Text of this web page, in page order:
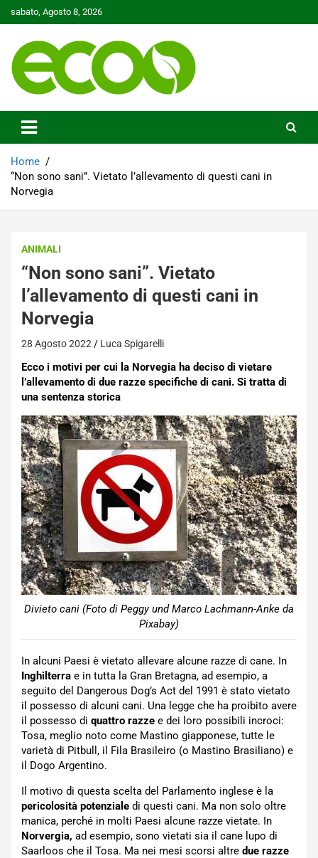
to
sabato, Agosto 8, 2026
Ecoo.it
Home
“Non sono sani”. Vietato l’allevamento di questi cani in
Norvegia
ANIMALI
“Non sono sani”. Vietato
l’allevamento di questi cani in
Norvegia
28 Agosto 2022 Luca Spigarelli
Ecco i motivi per cui la Norvegia ha deciso di vietare
l’allevamento di due razze specifiche di cani. Si tratta di
una sentenza storica
Divieto cani (Foto di Peggy und Marco Lachmann-Anke da
Pixabay)
In alcuni Paesi è vietato allevare alcune razze di cane. In
Inghilterra e in tutta la Gran Bretagna, ad esempio, a
seguito del Dangerous Dog’s Act del 1991 è stato vietato
il possesso di alcuni cani. Una legge che ha proibito avere
il possesso di quattro razze e dei loro possibili incroci:
Tosa, meglio noto come Mastino giapponese, tutte le
varietà di Pitbull, il Fila Brasileiro (o Mastino Brasiliano) e
il Dogo Argentino.
Il motivo di questa scelta del Parlamento inglese è la
pericolosità potenziale di questi cani. Ma non solo oltre
manica, perché in molti Paesi alcune razze vietate. In
Norvergia, ad esempio, sono vietati sia il cane lupo di
Saarloos che il Tosa. Ma nei mesi scorsi altre due razze